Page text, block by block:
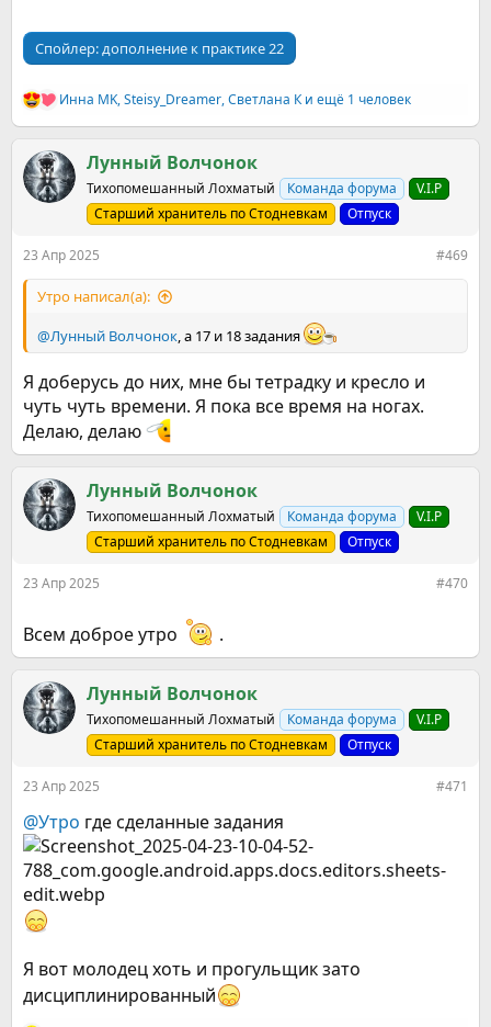
Спойлер:дополнение к практике 22
Р
е
к
ц
и
Инна MK,Steisy_Dreamer,Светлана Ки ещё 1 человек
Лунный Волчонок
Тихопомешанный Лохматый Команда форума
V.I.P
Старший хранитель по Стодневкам
Отпуск
23 Апр 2025 #469
Утро написал(а):
@Лунный Волчонок, а 17 и 18 задания
Я доберусь до них, мне бы тетрадку и кресло и
чуть чуть времени. Я пока все время на ногах.
Делаю, делаю
Лунный Волчонок
Тихопомешанный Лохматый Команда форума
V.I.P
Старший хранитель по Стодневкам
Отпуск
23 Апр 2025 #470
Всем доброе утро .
Лунный Волчонок
Тихопомешанный Лохматый Команда форума
V.I.P
Старший хранитель по Стодневкам
Отпуск
23 Апр 2025 #471
@Утро где сделанные задания
Я вот молодец хоть и прогульщик зато
дисциплинированный